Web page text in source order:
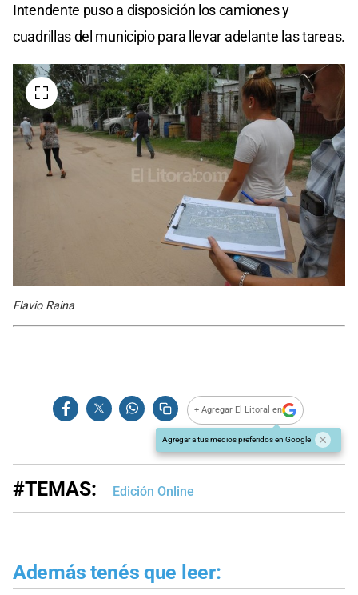
Intendente puso a disposición los camiones y
cuadrillas del municipio para llevar adelante las tareas.
Flavio Raina
+ Agregar El Litoral en
Agregar a tus medios preferidos en Google
#TEMAS: Edición Online
Además tenés que leer: